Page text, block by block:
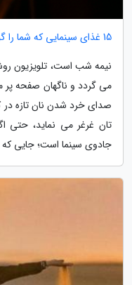
15 غذای سینمایی که شما را گرسنه می نماید؛ طعم ها و تصاویر جادویی
نیمه شب است، تلویزیون
می گردد و ناگهان صفحه پر
صدای خرد شدن نان تازه در
جادوی سینما است؛ جایی که